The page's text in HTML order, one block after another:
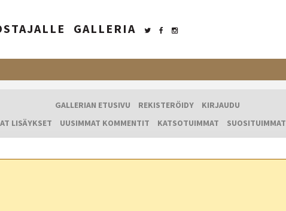
GALLERIA
GALLERIAN ETUSIVU REKISTERÖIDY
KIRJAUDU
LISÄYKSET UUSIMMAT KOMMENTIT KATSOTUIMMAT SUOSITUIMMAT